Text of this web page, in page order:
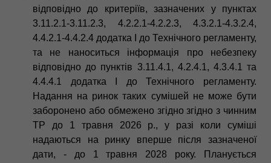
відповідно до критеріїв, зазначених у пунктах
3.11.2.1-3.11.2.3, 4.2.2.1-4.2.2.3, 4.3.2.1-4.3.2.4,
4.4.2.1-4.4.2.4 додатка І до Технічного регламенту,
та не наноситься інформація про небезпеку
відповідно до пунктів 3.11.4.1, 4.2.4.1, 4.3.4.1 та
4.4.4.1 додатка І до Технічного регламенту.
Надання на ринок таких сумішей не може бути
заборонено або обмежено згідно згідно з чинним
ТР до 1 травня 2026 р., у разі коли суміші
надаються на ринку вперше після зазначеної
дати, - до 1 травня 2028 року. Планується